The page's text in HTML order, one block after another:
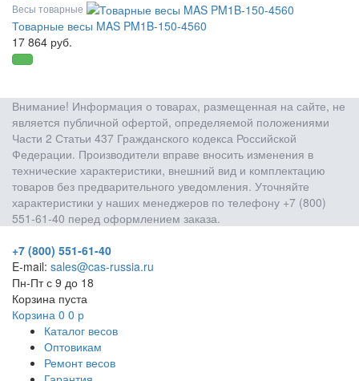
Весы товарные
Товарные весы MAS PM1B-150-4560
17 864 руб.
Внимание! Информация о товарах, размещенная на сайте, не
является публичной офертой, определяемой положениями
Части 2 Статьи 437 Гражданского кодекса Российской
Федерации. Производители вправе вносить изменения в
технические характеристики, внешний вид и комплектацию
товаров без предварительного уведомления. Уточняйте
характеристики у наших менеджеров по телефону +7 (800)
551-61-40 перед оформлением заказа.
+7 (800) 551-61-40
E-mail: sales@cas-russia.ru
Пн-Пт с 9 до 18
Корзина пуста
Корзина 0 0 р
Каталог весов
Оптовикам
Ремонт весов